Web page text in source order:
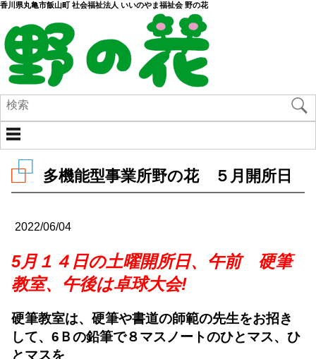
香川県丸亀市飯山町 社会福祉法人 いいのやま福祉会 野の花
多機能型事業所野の花 ５月開所日
2022/06/04
5月１４日の土曜開所日、午前 硬筆
教室、午後は卓球大会!
硬筆教室は、硬筆や書道の師範の先生をお招き
して、6Ｂの鉛筆で８マスノートのひとマス、ひ
とマスを